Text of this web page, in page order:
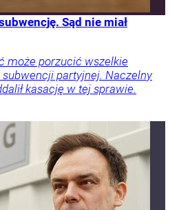
Sąd nie miał
może porzucić wszelkie
partyjnej. Naczelny
kasację w tej sprawie.